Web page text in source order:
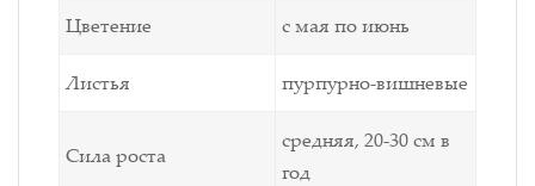
Цветение с мая по июнь
Листья пурпурно-вишневые
Сила роста
средняя, 20-30 см в
год